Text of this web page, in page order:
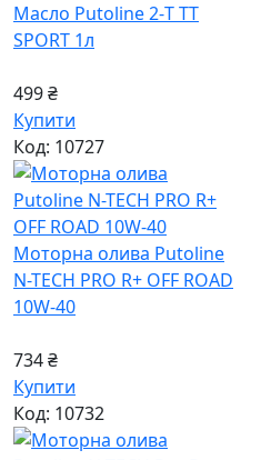
Масло Putoline 2-Т ТТ
SPORT 1л
499 ₴
Купити
Код: 10727
Моторна олива Putoline
N-TECH PRO R+ OFF ROAD
10W-40
734 ₴
Купити
Код: 10732